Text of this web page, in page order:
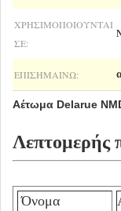
ΧΡΗΣΙΜΟΠΟΙΟΎΝΤΑΙ
ΣΕ:
ΕΠΙΣΗΜΑΊΝΩ:
Αέτωμα Delarue
Λεπτομερής
Όνομα